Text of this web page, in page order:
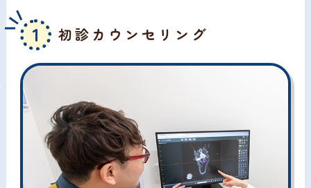
1 初診カウンセリング